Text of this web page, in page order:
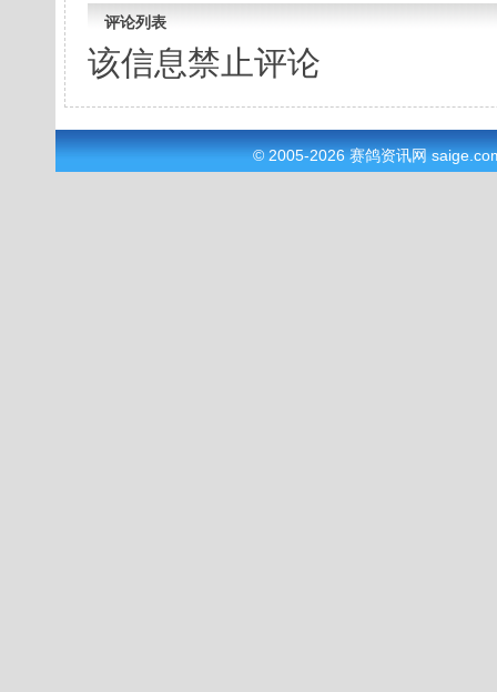
评论列表
该信息禁止评论
© 2005-2026 赛鸽资讯网